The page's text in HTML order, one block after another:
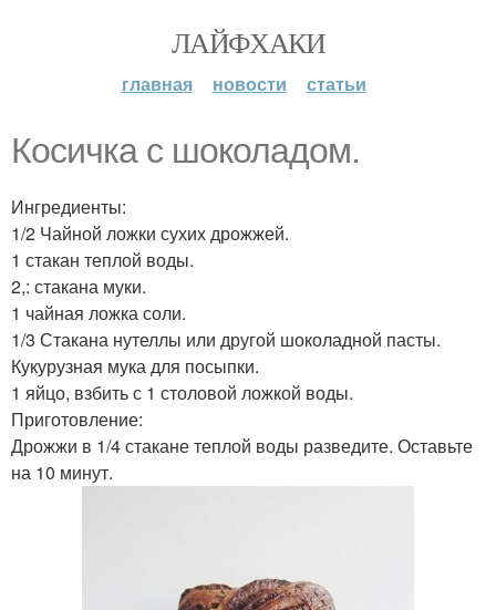
ЛАЙФХАКИ
главная новости статьи
Косичка с шоколадом.
Ингредиенты:
1/2 Чайной ложки сухих дрожжей.
1 стакан теплой воды.
2,: стакана муки.
1 чайная ложка соли.
1/3 Стакана нутеллы или другой шоколадной пасты.
Кукурузная мука для посыпки.
1 яйцо, взбить с 1 столовой ложкой воды.
Приготовление:
Дрожжи в 1/4 стакане теплой воды разведите. Оставьте
на 10 минут.